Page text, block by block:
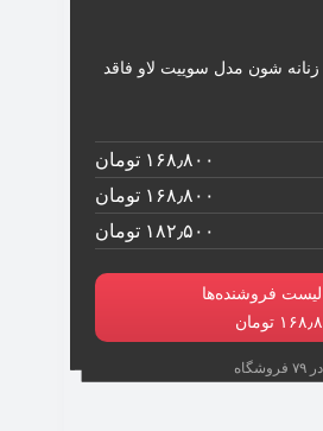
شون مدل سوییت لاو فاقد
۱۶۸٫۸۰۰ تومان
۱۶۸٫۸۰۰ تومان
۱۸۲٫۵۰۰ تومان
فروشنده‌ها